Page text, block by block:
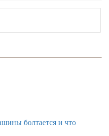
болтается и что